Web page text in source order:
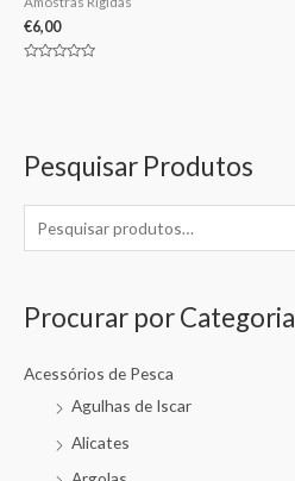
Pesquisar Produtos
Procurar por Categoria
Acessórios de Pesca
Agulhas de Iscar
Alicates
€6,00